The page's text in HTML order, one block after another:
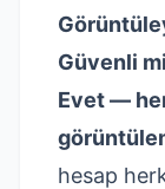
Güvenli
Evet —
hesap